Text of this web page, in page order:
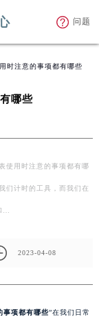
问题
时注意的事项都有哪些
哪些
使用时注意的事项都有哪
们计时的工具，而我们在
…
2023-04-08
事项都有哪些”在我们日常